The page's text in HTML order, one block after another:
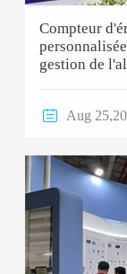
Compteur
gestion de
 Aug